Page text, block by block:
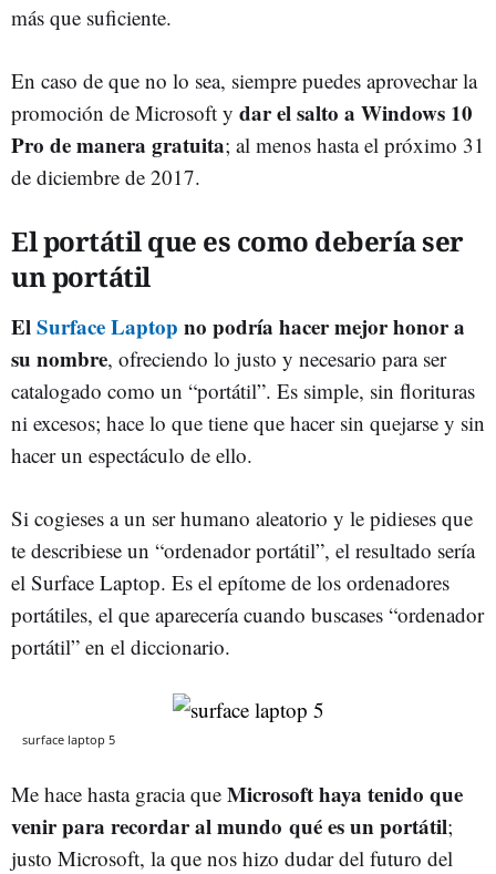
más que suficiente.
En caso de que no lo sea, siempre puedes aprovechar la
promoción de Microsoft y dar el salto a Windows 10
Pro de manera gratuita; al menos hasta el próximo 31
de diciembre de 2017.
El portátil que es como debería ser
un portátil
ElSurface Laptop no podría hacer mejor honor a
su nombre, ofreciendo lo justo y necesario para ser
catalogado como un “portátil”. Es simple, sin florituras
ni excesos; hace lo que tiene que hacer sin quejarse y sin
hacer un espectáculo de ello.
Si cogieses a un ser humano aleatorio y le pidieses que
te describiese un “ordenador portátil”, el resultado sería
el Surface Laptop. Es el epítome de los ordenadores
portátiles, el que aparecería cuando buscases “ordenador
portátil” en el diccionario.
surface laptop 5
Me hace hasta gracia que Microsoft haya tenido que
venir para recordar al mundo qué es un portátil;
justo Microsoft, la que nos hizo dudar del futuro del